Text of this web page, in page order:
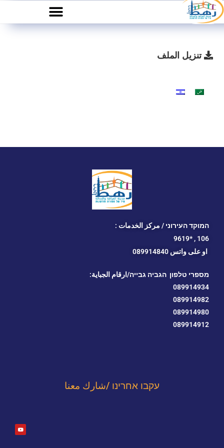
تنزيل الملف
המוקד העירוני / مركز الخدمات :
106 ,
*9619
او على واتس 089914840
מספרי טלפון הגביה גבייה/ارقام الجباية:
089914934
089914982
089914980
089914912
עקבו אחרינו /شارك معنا